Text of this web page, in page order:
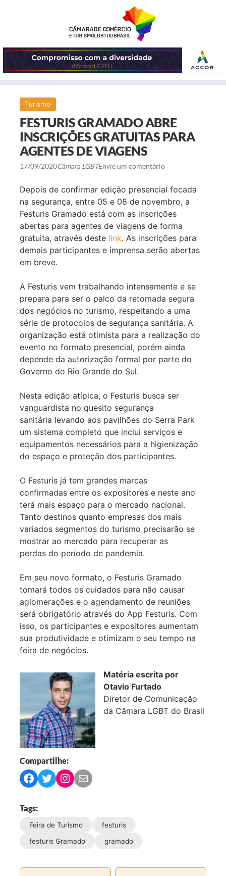
O
MENU
Turismo
FESTURIS GRAMADO ABRE
INSCRIÇÕES GRATUITAS PARA
AGENTES DE VIAGENS
17/09/2020Câmara LGBTEnvie um comentário
Depois de confirmar edição presencial focada
na segurança, entre 05 e 08 de novembro, a
Festuris Gramadoestá com as inscrições
abertas para agentes de viagens de forma
gratuita, através deste link. As inscrições para
demais participantes e imprensa serão abertas
em breve.
A Festurisvem trabalhando intensamente e se
prepara para ser o palco da retomada segura
dos negócios no turismo, respeitando a uma
série de protocolos de segurança sanitária. A
organização está otimista para a realização do
evento no formato presencial, porém ainda
depende da autorização formal por parte do
Governo do Rio Grande do Sul.
Nesta edição atípica, o Festuris busca ser
vanguardista no quesito segurança
sanitária levando aos pavilhões do Serra Park
um sistema completo que inclui serviços e
equipamentos necessários para a higienização
do espaço e proteção dos participantes.
O Festuris já tem grandes marcas
confirmadas entre os expositores e neste ano
terá mais espaço para o mercado nacional.
Tanto destinos quanto empresas dos mais
variados segmentos do turismo precisarão se
mostrar ao mercado para recuperar as
perdas do período de pandemia.
Em seu novo formato, o Festuris Gramado
tomará todos os cuidados para não causar
aglomerações e o agendamento de reuniões
será obrigatório através do App Festuris. Com
isso, os participantes e expositores aumentam
sua produtividade e otimizam o seu tempo na
feira de negócios.
Matéria escrita por
Otavio Furtado
Diretor de Comunicação
da Câmara LGBT do Brasil
Compartilhe:
C
p
a
r
C
a
r
C
a
r
C
Tags:
Feira de Turismo
festuris
festuris Gramado
gramado